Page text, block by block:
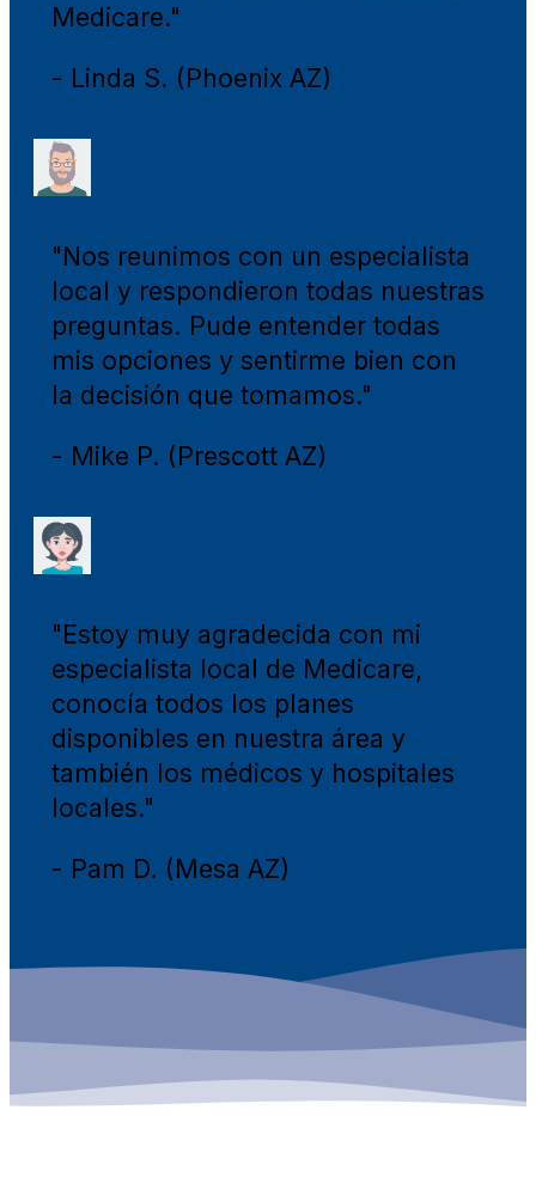
Medicare."
- Linda S. (Phoenix AZ)
"Nos reunimos con un especialista
local y respondieron todas nuestras
preguntas. Pude entender todas
mis opciones y sentirme bien con
la decisión que tomamos."
- Mike P. (Prescott AZ)
"Estoy muy agradecida con mi
especialista local de Medicare,
conocía todos los planes
disponibles en nuestra área y
también los médicos y hospitales
locales."
- Pam D. (Mesa AZ)